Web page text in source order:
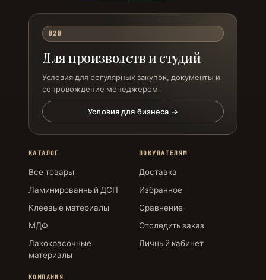
B2B
Для производств и студий
Условия для регулярных закупок, документы и
сопровождение менеджером.
Условия для бизнеса →
КАТАЛОГ
Все товары
Ламинированный ДСП
Клеевые материалы
МДФ
Лакокрасочные
материалы
ПОКУПАТЕЛЯМ
Доставка
Избранное
Сравнение
Отследить заказ
Личный кабинет
КОМПАНИЯ